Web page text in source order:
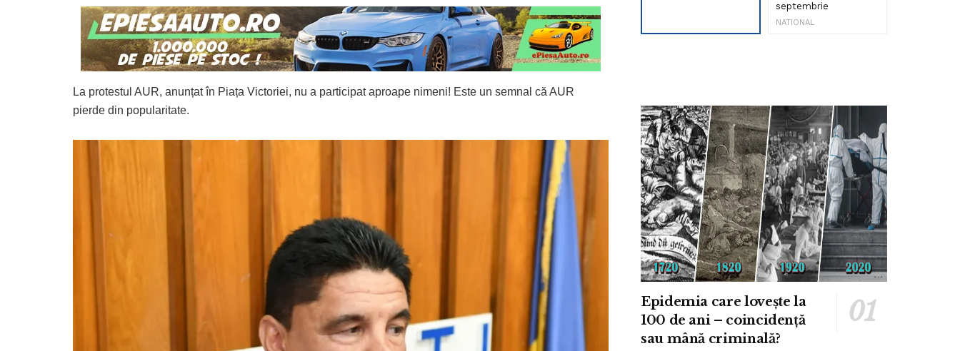
La protestul AUR, anunțat în Piața Victoriei, nu a participat aproape nimeni! Este un semnal că AUR
pierde din popularitate.
septembrie
NATIONAL
Epidemia care lovește la
100 de ani – coincidență
sau mână criminală?